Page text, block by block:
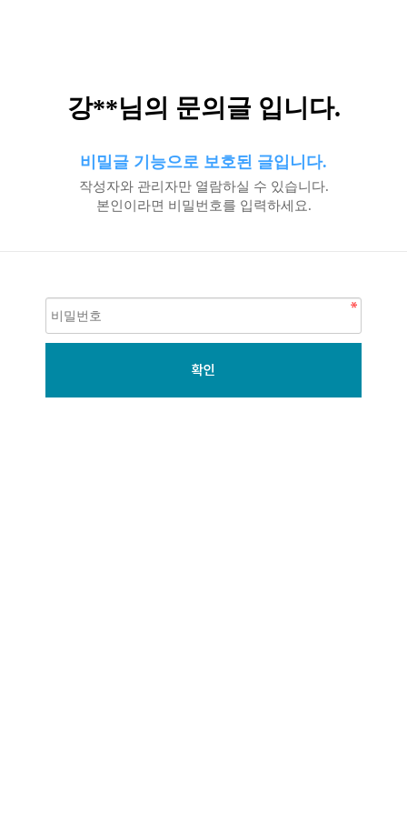
강**님의 문의글 입니다.
비밀글 기능으로 보호된 글입니다.
작성자와 관리자만 열람하실 수 있습니다.
본인이라면 비밀번호를 입력하세요.